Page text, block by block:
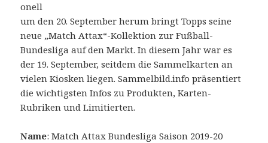
onell
um den 20. September herum bringt Topps seine
neue „Match Attax“-Kollektion zur Fußball-
Bundesliga auf den Markt. In diesem Jahr war es
der 19. September, seitdem die Sammelkarten an
vielen Kiosken liegen. Sammelbild.info präsentiert
die wichtigsten Infos zu Produkten, Karten-
Rubriken und Limitierten.
Name: Match Attax Bundesliga Saison 2019-20